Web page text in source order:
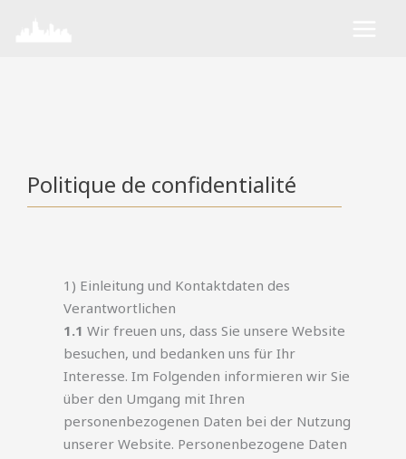
Politique de confidentialité
1) Einleitung und Kontaktdaten des
Verantwortlichen
1.1 Wir freuen uns, dass Sie unsere Website
besuchen, und bedanken uns für Ihr
Interesse. Im Folgenden informieren wir Sie
über den Umgang mit Ihren
personenbezogenen Daten bei der Nutzung
unserer Website. Personenbezogene Daten